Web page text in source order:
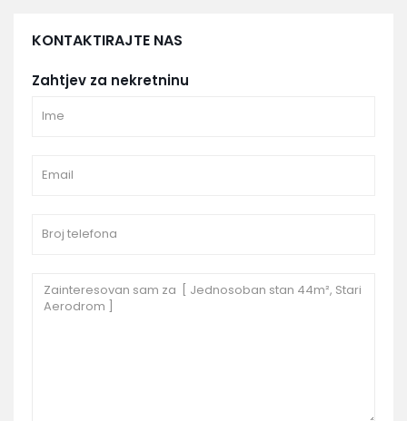
KONTAKTIRAJTE NAS
Zahtjev za nekretninu